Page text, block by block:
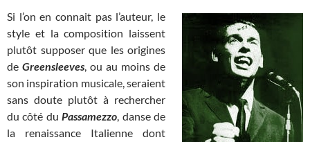
Si l’on en connait pas l’auteur, le
style et la composition laissent
plutôt supposer que les origines
de Greensleeves, ou au moins de
son inspiration musicale, seraient
sans doute plutôt à rechercher
du côté duPassamezzo, danse de
la renaissance Italienne dont